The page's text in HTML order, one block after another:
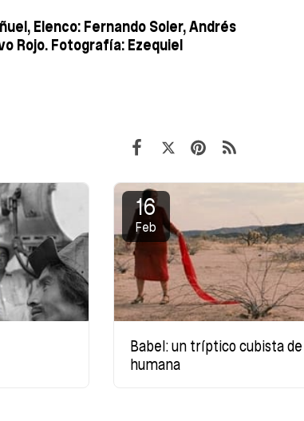
Elenco: Fernando Soler, Andrés
Rojo. Fotografía: Ezequiel
16
Feb
Babel: un tríptico cubista de
humana